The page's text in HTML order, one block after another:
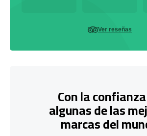
Ver reseñas
Con la
algunas de las
marcas del